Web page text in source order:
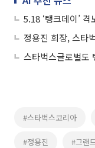
#스타벅스코리아
#정용진 #그랜